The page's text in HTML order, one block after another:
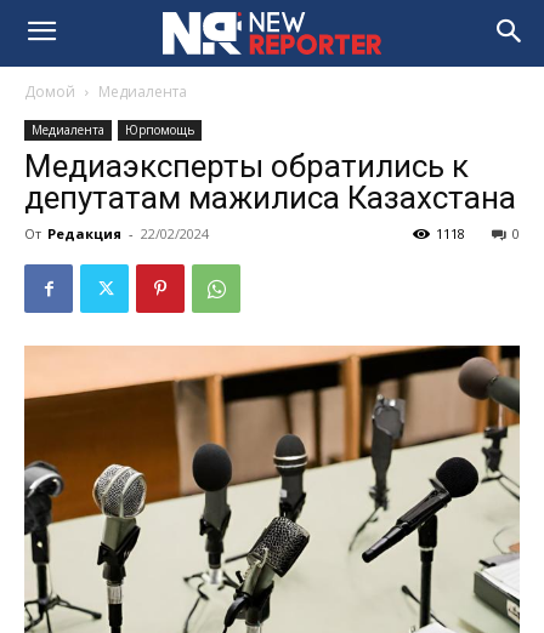
Домой Медиалента
Медиалента Юрпомощь
Медиаэксперты обратились к
депутатам мажилиса Казахстана
От Редакция - 22/02/2024 0
1118